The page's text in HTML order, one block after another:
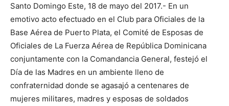
Santo Domingo Este, 18 de mayo del 2017.- En un
emotivo acto efectuado en el Club para Oficiales de la
Base Aérea de Puerto Plata, el Comité de Esposas de
Oficiales de La Fuerza Aérea de República Dominicana
conjuntamente con la Comandancia General, festejó el
Día de las Madres en un ambiente lleno de
confraternidad donde se agasajó a centenares de
mujeres militares, madres y esposas de soldados